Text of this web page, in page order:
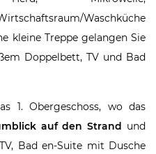
Waschküche
kleine Treppe gelangen Sie
Doppelbett, TV und Bad
1. Obergeschoss, wo das
auf den Strand und
Bad en-Suite mit Dusche